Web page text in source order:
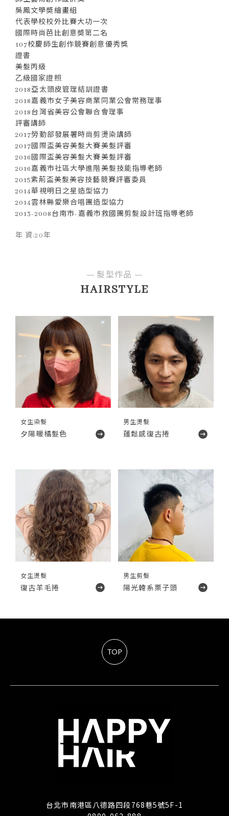
吳鳳文學奬繪畫組
代表學校校外比賽大功一次
國際時尚芭比創意奬第二名
107校慶師生創作競賽創意優秀獎
證書
美髮丙級
乙級國家證照
2018亞太頭皮管理結訓證書
2018嘉義市女子美容商業同業公會常務理事
2018台灣省美容公會聯合會理事
評審講師
2017勞動部發展署時尚剪燙染講師
2017國際盃美容美髮大賽美髮評審
2016國際盃美容美髮大賽美髮評審
2016嘉義市社區大學進階美髮技能指導老師
2015紫荊盃美髮美容技藝競賽評審委員
2014華視明日之星造型協力
2014雲林縣愛樂合唱團造型協力
2013-2008台南市-嘉義市救國團剪髮設計班指導老師
年 資:20年
HAIRSTYLE
髮型作品
夕陽暖橘髮色
女生染髮
蓬鬆感復古捲
男生燙髮
復古羊毛捲
女生燙髮
陽光韓系栗子頭
男生剪髮
TOP
台北市南港區八德路四段768巷5號5F-1